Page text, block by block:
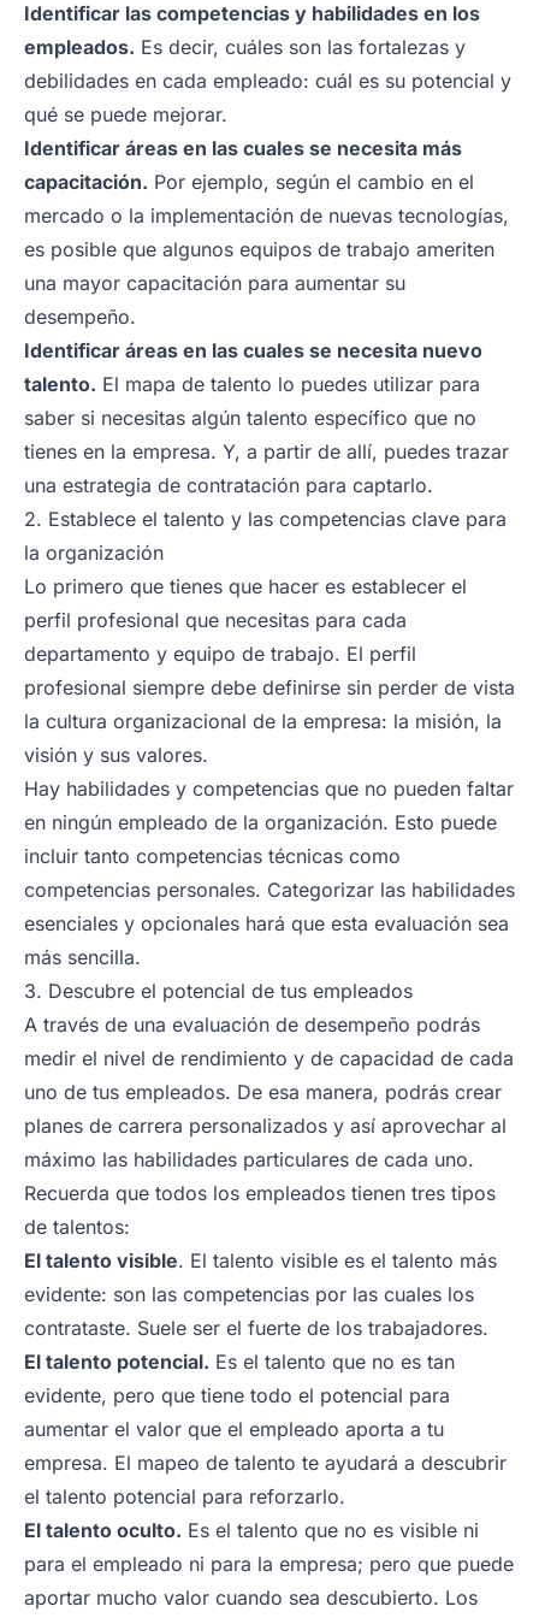
Identificar las competencias y habilidades en los
empleados. Es decir, cuáles son las fortalezas y
debilidades en cada empleado: cuál es su potencial y
qué se puede mejorar.
Identificar áreas en las cuales se necesita más
capacitación. Por ejemplo, según el cambio en el
mercado o la implementación de nuevas tecnologías,
es posible que algunos equipos de trabajo ameriten
una mayor capacitación para aumentar su
desempeño.
Identificar áreas en las cuales se necesita nuevo
talento. El mapa de talento lo puedes utilizar para
saber si necesitas algún talento específico que no
tienes en la empresa. Y, a partir de allí, puedes trazar
una estrategia de contratación para captarlo.
2. Establece el talento y las competencias clave para
la organización
Lo primero que tienes que hacer es establecer el
perfil profesional que necesitas para cada
departamento y equipo de trabajo. El perfil
profesional siempre debe definirse sin perder de vista
la cultura organizacional de la empresa: la misión, la
visión y sus valores.
Hay habilidades y competencias que no pueden faltar
en ningún empleado de la organización. Esto puede
incluir tanto competencias técnicas como
competencias personales. Categorizar las habilidades
esenciales y opcionales hará que esta evaluación sea
más sencilla.
3. Descubre el potencial de tus empleados
A través de una evaluación de desempeño podrás
medir el nivel de rendimiento y de capacidad de cada
uno de tus empleados. De esa manera, podrás crear
planes de carrera personalizados y así aprovechar al
máximo las habilidades particulares de cada uno.
Recuerda que todos los empleados tienen tres tipos
de talentos:
El talento visible. El talento visible es el talento más
evidente: son las competencias por las cuales los
contrataste. Suele ser el fuerte de los trabajadores.
El talento potencial. Es el talento que no es tan
evidente, pero que tiene todo el potencial para
aumentar el valor que el empleado aporta a tu
empresa. El mapeo de talento te ayudará a descubrir
el talento potencial para reforzarlo.
El talento oculto. Es el talento que no es visible ni
para el empleado ni para la empresa; pero que puede
aportar mucho valor cuando sea descubierto. Los